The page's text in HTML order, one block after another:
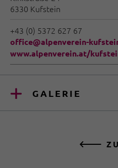
6330 Kufstein
+43 (0) 5372 627 67
office@alpenverein-
www.alpenverein.at/
GALERIE